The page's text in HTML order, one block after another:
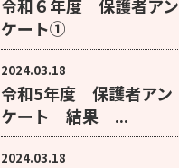
令和６年度 保護者アン
ケート①
2024.03.18
令和5年度 保護者アン
ケート 結果 ...
2024.03.18